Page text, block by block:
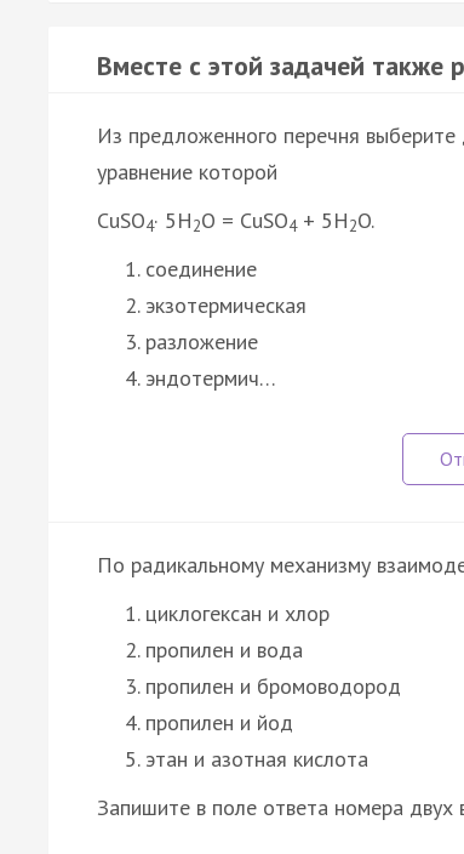
Вместе с этой задачей также
Из предложенного перечня
уравнение которой
CuSO4· 5H2O = CuSO4+ 5H2O.
соединение
экзотермическая
разложение
эндотермич…
По радикальному механизму
циклогексан и хлор
пропилен и вода
пропилен и бромоводород
пропилен и йод
этан и азотная кислота
Запишите в поле ответа номера